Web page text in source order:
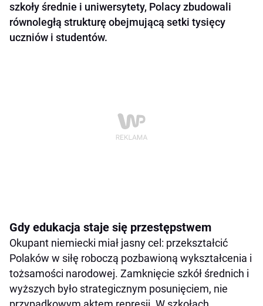
szkoły średnie i uniwersytety, Polacy zbudowali
równoległą strukturę obejmującą setki tysięcy
uczniów i studentów.
Gdy edukacja staje się przestępstwem
Okupant niemiecki miał jasny cel: przekształcić
Polaków w siłę roboczą pozbawioną wykształcenia i
tożsamości narodowej. Zamknięcie szkół średnich i
wyższych było strategicznym posunięciem, nie